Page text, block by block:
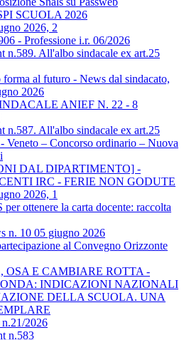
SCUOLA 2026
2026, 2
- Professione i.r. 06/2026
n.589. All'albo sindacale ex art.25
forma al futuro - News dal sindacato,
2026
ANIEF N. 22 - 8
n.587. All'albo sindacale ex art.25
Veneto – Concorso ordinario – Nuova
DAL DIPARTIMENTO] -
IRC - FERIE NON GODUTE
2026, 1
ottenere la carta docente: raccolta
n. 10 05 giugno 2026
al Convegno Orizzonte
OSA E CAMBIARE ROTTA -
INDICAZIONI NAZIONALI
DELLA SCUOLA. UNA
2026
n.583